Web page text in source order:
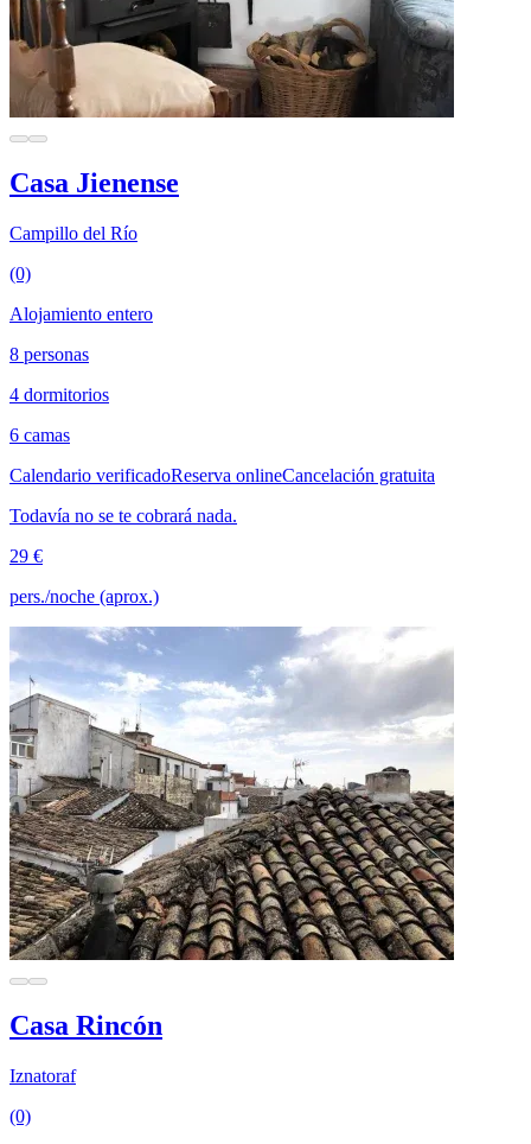
Casa Jienense
Campillo del Río
(0)
Alojamiento entero
8 personas
4 dormitorios
6 camas
Calendario verificadoReserva onlineCancelación gratuita
Todavía no se te cobrará nada.
29 €
pers./noche (aprox.)
Casa Rincón
Iznatoraf
(0)